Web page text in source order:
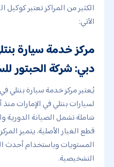
الكثير من المراكز تعتبر كوكيل
الآتي:
مركز خدمة سيارة
دبي: شركة الحبتور
يُعتبر مركز خدمة سيارة بنتلي
لسيارات بنتلي في الإمارات
شاملة تشمل الصيانة الدورية
قطع الغيار الأصلية. يتميز
المستويات وباستخدام أحدث
التشخيصية.